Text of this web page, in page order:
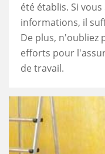
été établis. Si
informations, il
De plus, n'oubliez
efforts pour
de travail.